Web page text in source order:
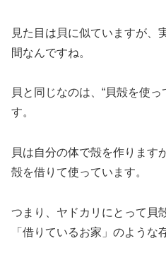
見た目は貝に似ていますが、
間なんですね。
貝と同じなのは、“貝殻を使
す。
貝は自分の体で殻を作ります
殻を借りて使っています。
つまり、ヤドカリにとって貝
「借りているお家」のような